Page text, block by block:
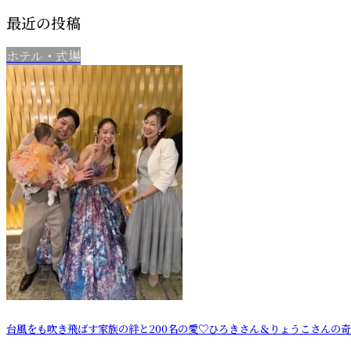
最近の投稿
ホテル・式場
台風をも吹き飛ばす家族の絆と200名の愛♡ひろきさん＆りょうこさんの